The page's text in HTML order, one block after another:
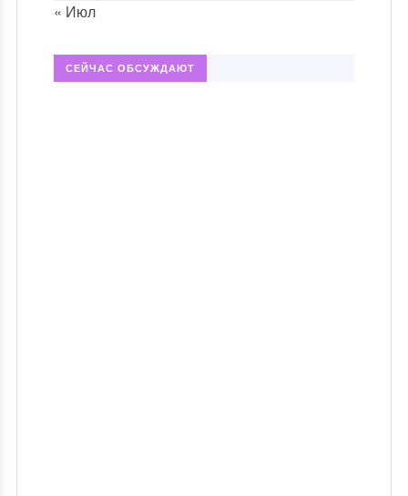
« Июл
СЕЙЧАС ОБСУЖДАЮТ